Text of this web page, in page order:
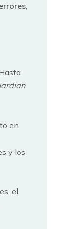
,
en
y los
el